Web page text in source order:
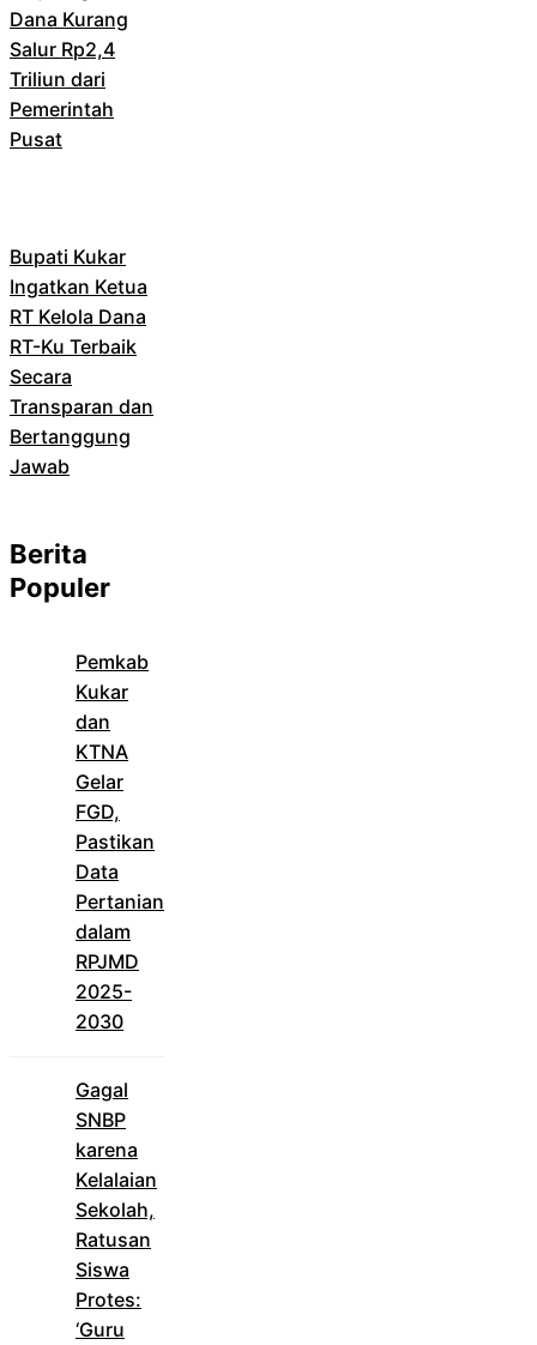
Dana Kurang
Salur Rp2,4
Triliun dari
Pemerintah
Pusat
Bupati Kukar
Ingatkan Ketua
RT Kelola Dana
RT-Ku Terbaik
Secara
Transparan dan
Bertanggung
Jawab
Berita
Populer
Pemkab
Kukar
dan
KTNA
Gelar
FGD,
Pastikan
Data
Pertanian
dalam
RPJMD
2025-
2030
Gagal
SNBP
karena
Kelalaian
Sekolah,
Ratusan
Siswa
Protes:
‘Guru